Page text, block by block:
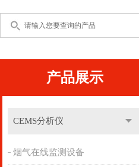
产品展示
CEMS分析仪
烟气在线监测设备